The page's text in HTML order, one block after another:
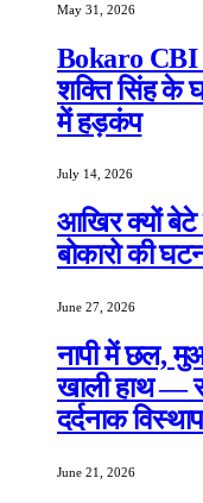
May 31, 2026
Bokaro CBI
शक्ति सिंह के
में हड़कंप
July 14, 2026
आखिर क्यों बेटे
बोकारो की
June 27, 2026
नापी में छल,
खाली हाथ —
दर्दनाक
June 21, 2026